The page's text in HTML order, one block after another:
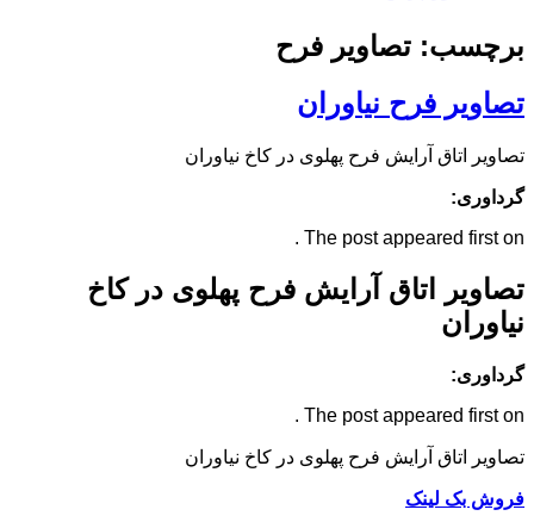
برچسب: تصاویر فرح
تصاویر فرح نیاوران
تصاویر اتاق آرایش فرح پهلوی در کاخ نیاوران
گرداوری:
The post appeared first on .
تصاویر اتاق آرایش فرح پهلوی در کاخ
نیاوران
گرداوری:
The post appeared first on .
تصاویر اتاق آرایش فرح پهلوی در کاخ نیاوران
فروش بک لینک